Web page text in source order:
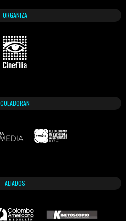
ORGANIZA
COLABORAN
ALIADOS